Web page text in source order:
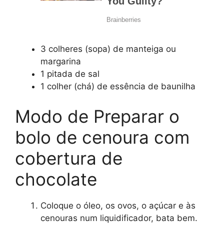
3 colheres (sopa) de manteiga ou
margarina
1 pitada de sal
1 colher (chá) de essência de baunilha
Modo de Preparar o
bolo de cenoura com
cobertura de
chocolate
Coloque o óleo, os ovos, o açúcar e às
cenouras num liquidificador, bata bem.